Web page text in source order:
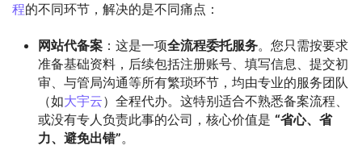
程的不同环节，解决的是不同痛点：
网站代备案 ：这是一项全流程委托服务。您只需按要求
准备基础资料，后续包括注册账号、填写信息、提交初
审、与管局沟通等所有繁琐环节，均由专业的服务团队
（如大宇云）全程代办。这特别适合不熟悉备案流程、
或没有专人负责此事的公司，核心价值是 “省心、省
力、避免出错”。